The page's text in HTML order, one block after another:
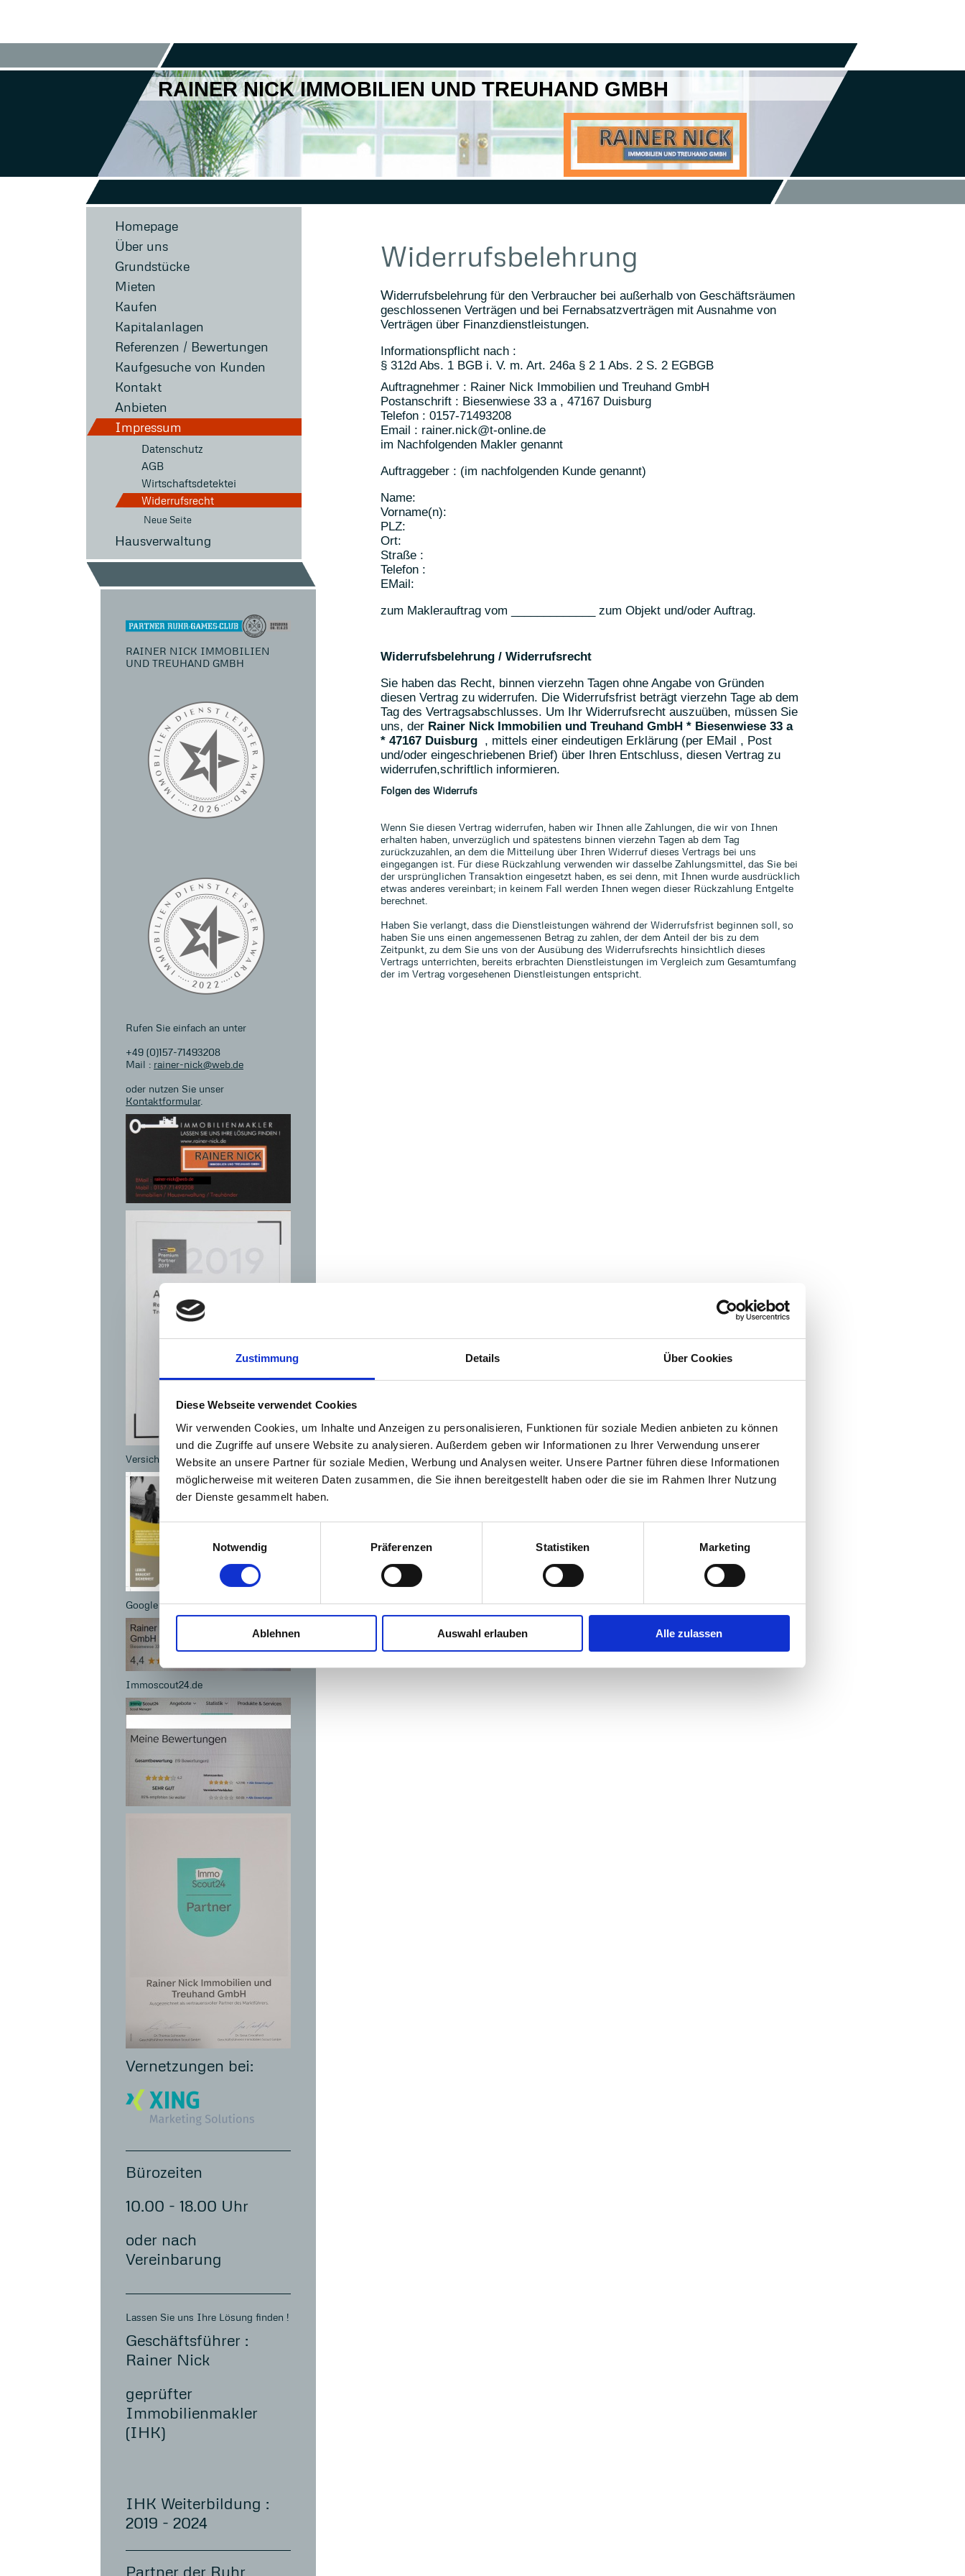
Zustimmung Details Über Cookies
Diese Webseite verwendet Cookies
Wir verwenden Cookies, um Inhalte und Anzeigen zu personalisieren, Funktionen für soziale Medien anbieten zu können
und die Zugriffe auf unsere Website zu analysieren. Außerdem geben wir Informationen zu Ihrer Verwendung unserer
Website an unsere Partner für soziale Medien, Werbung und Analysen weiter. Unsere Partner führen diese Informationen
möglicherweise mit weiteren Daten zusammen, die Sie ihnen bereitgestellt haben oder die sie im Rahmen Ihrer Nutzung
der Dienste gesammelt haben.
Einwilligungsauswahl
Notwendig
Präferenzen Statistiken Marketing
Ablehnen Auswahl erlauben Alle zulassen
RAINER NICK IMMOBILIEN UND TREUHAND GMBH
Homepage
Über uns
Grundstücke
Mieten
Kaufen
Kapitalanlagen
Referenzen / Bewertungen
Kaufgesuche von Kunden
Kontakt
Anbieten
Impressum
Datenschutz
AGB
Wirtschaftsdetektei
Widerrufsrecht
Neue Seite
Hausverwaltung
RAINER NICK IMMOBILIEN
UND TREUHAND GMBH
Rufen Sie einfach an unter
+49 (0)157-71493208
Mail : rainer-nick@web.de
oder nutzen Sie unser
Kontaktformular.
Versicherungen u.a. (Drittanbieter)
Google
Immoscout24.de
Vernetzungen bei:
Bürozeiten
10.00 - 18.00 Uhr
oder nach
Vereinbarung
Lassen Sie uns Ihre Lösung finden !
Geschäftsführer :
Rainer Nick
geprüfter
Immobilienmakler
(IHK)
IHK Weiterbildung :
2019 - 2024
Partner der Ruhr
Widerrufsbelehrung
Widerrufsbelehrung für den Verbraucher bei außerhalb von Geschäftsräumen
geschlossenen Verträgen und bei Fernabsatzverträgen mit Ausnahme von
Verträgen über Finanzdienstleistungen.
Informationspflicht nach :
§ 312d Abs. 1 BGB i. V. m. Art. 246a § 2 1 Abs. 2 S. 2 EGBGB
Auftragnehmer : Rainer Nick Immobilien und Treuhand GmbH
Postanschrift : Biesenwiese 33 a , 47167 Duisburg
Telefon : 0157-71493208
Email : rainer.nick@t-online.de
im Nachfolgenden Makler genannt
Auftraggeber : (im nachfolgenden Kunde genannt)
Name:
Vorname(n):
PLZ:
Ort:
Straße :
Telefon :
EMail:
zum Maklerauftrag vom _____________ zum Objekt und/oder Auftrag.
Widerrufsbelehrung / Widerrufsrecht
Sie haben das Recht, binnen vierzehn Tagen ohne Angabe von Gründen
diesen Vertrag zu widerrufen. Die Widerrufsfrist beträgt vierzehn Tage ab dem
Tag des Vertragsabschlusses. Um Ihr Widerrufsrecht auszuüben, müssen Sie
uns, der Rainer Nick Immobilien und Treuhand GmbH * Biesenwiese 33 a
* 47167 Duisburg , mittels einer eindeutigen Erklärung (per EMail , Post
und/oder eingeschriebenen Brief) über Ihren Entschluss, diesen Vertrag zu
widerrufen,schriftlich informieren.
Folgen des Widerrufs
Wenn Sie diesen Vertrag widerrufen, haben wir Ihnen alle Zahlungen, die wir von Ihnen
erhalten haben, unverzüglich und spätestens binnen vierzehn Tagen ab dem Tag
zurückzuzahlen, an dem die Mitteilung über Ihren Widerruf dieses Vertrags bei uns
eingegangen ist. Für diese Rückzahlung verwenden wir dasselbe Zahlungsmittel, das Sie bei
der ursprünglichen Transaktion eingesetzt haben, es sei denn, mit Ihnen wurde ausdrücklich
etwas anderes vereinbart; in keinem Fall werden Ihnen wegen dieser Rückzahlung Entgelte
berechnet.
Haben Sie verlangt, dass die Dienstleistungen während der Widerrufsfrist beginnen soll, so
haben Sie uns einen angemessenen Betrag zu zahlen, der dem Anteil der bis zu dem
Zeitpunkt, zu dem Sie uns von der Ausübung des Widerrufsrechts hinsichtlich dieses
Vertrags unterrichten, bereits erbrachten Dienstleistungen im Vergleich zum Gesamtumfang
der im Vertrag vorgesehenen Dienstleistungen entspricht.